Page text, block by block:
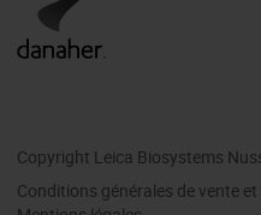
Copyright Leica Biosystems
Conditions générales de vente